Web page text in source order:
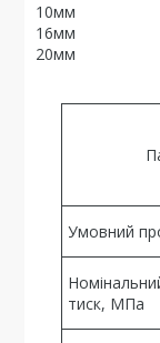
10мм
16мм
20мм
Умовний
тиск, МПа